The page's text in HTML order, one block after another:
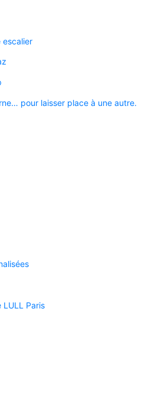
escalier
pour laisser place à une autre.
LULL Paris